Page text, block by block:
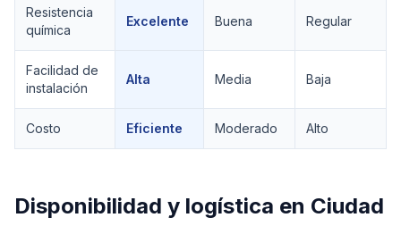
Resistencia
química
Excelente Buena Regular
Facilidad de
instalación
Alta Media Baja
Costo Eficiente Moderado Alto
Disponibilidad y logística en Ciudad